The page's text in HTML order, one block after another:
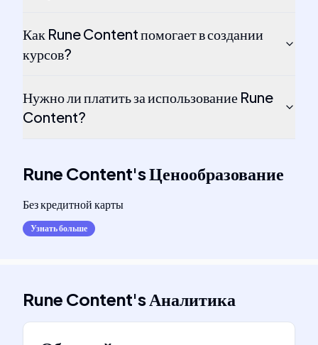
Как Rune Content помогает в создании
курсов?
Нужно ли платить за использование Rune
Content?
Rune Content'sЦенообразование
Без кредитной карты
Узнать больше
Rune Content'sАналитика